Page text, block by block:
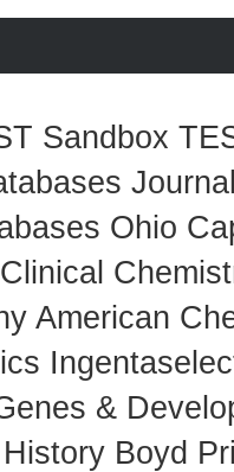
Sandbox
Ohio
American
&
Boyd